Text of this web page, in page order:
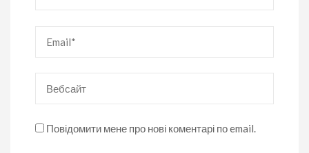
Повідомити мене про нові коментарі по email.